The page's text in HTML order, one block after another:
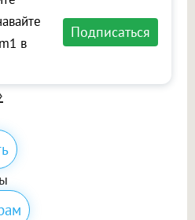
в
Подписаться